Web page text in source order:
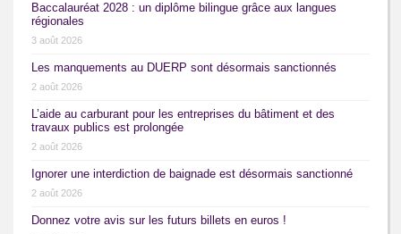
Baccalauréat 2028 : un diplôme bilingue grâce aux langues
régionales
3 août 2026
Les manquements au DUERP sont désormais sanctionnés
2 août 2026
L’aide au carburant pour les entreprises du bâtiment et des
travaux publics est prolongée
2 août 2026
Ignorer une interdiction de baignade est désormais sanctionné
2 août 2026
Donnez votre avis sur les futurs billets en euros !